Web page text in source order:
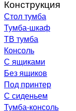
Конструкция
Стол тумба
Тумба-шкаф
ТВ тумба
Консоль
С ящиками
Без ящиков
Под принтер
С сиденьем
Тумба-консоль